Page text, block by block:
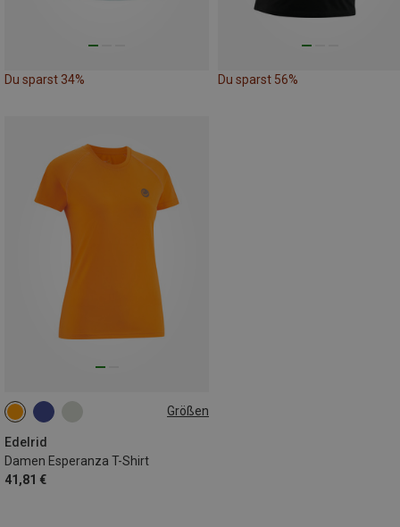
Du sparst 34% Du sparst 56%
Größen
Edelrid
Damen Esperanza T-Shirt
41,81 €
XS S